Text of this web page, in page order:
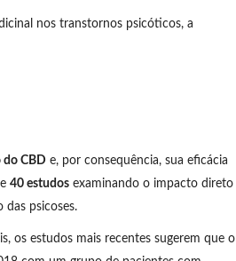
nos transtornos psicóticos, a
CBD e, por consequência, sua eficácia
40 estudosexaminando o impacto direto
psicoses.
os estudos mais recentes sugerem que o